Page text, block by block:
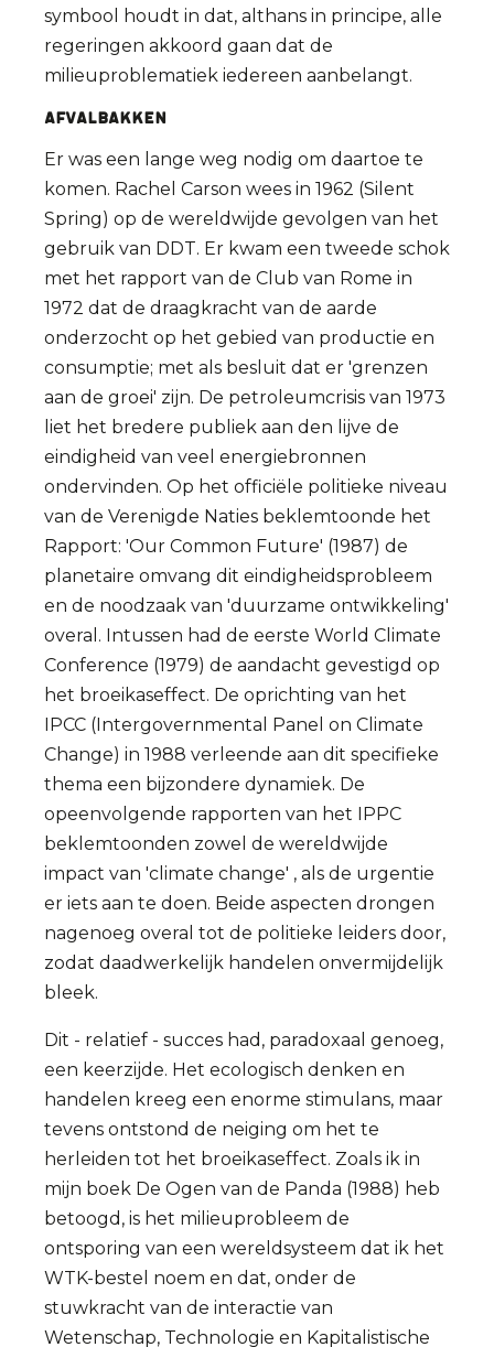
symbool houdt in dat, althans in principe, alle
regeringen akkoord gaan dat de
milieuproblematiek iedereen aanbelangt.
Afvalbakken
Er was een lange weg nodig om daartoe te
komen. Rachel Carson wees in 1962 (Silent
Spring) op de wereldwijde gevolgen van het
gebruik van DDT. Er kwam een tweede schok
met het rapport van de Club van Rome in
1972 dat de draagkracht van de aarde
onderzocht op het gebied van productie en
consumptie; met als besluit dat er 'grenzen
aan de groei' zijn. De petroleumcrisis van 1973
liet het bredere publiek aan den lijve de
eindigheid van veel energiebronnen
ondervinden. Op het officiële politieke niveau
van de Verenigde Naties beklemtoonde het
Rapport: 'Our Common Future' (1987) de
planetaire omvang dit eindigheidsprobleem
en de noodzaak van 'duurzame ontwikkeling'
overal. Intussen had de eerste World Climate
Conference (1979) de aandacht gevestigd op
het broeikaseffect. De oprichting van het
IPCC (Intergovernmental Panel on Climate
Change) in 1988 verleende aan dit specifieke
thema een bijzondere dynamiek. De
opeenvolgende rapporten van het IPPC
beklemtoonden zowel de wereldwijde
impact van 'climate change' , als de urgentie
er iets aan te doen. Beide aspecten drongen
nagenoeg overal tot de politieke leiders door,
zodat daadwerkelijk handelen onvermijdelijk
bleek.
Dit - relatief - succes had, paradoxaal genoeg,
een keerzijde. Het ecologisch denken en
handelen kreeg een enorme stimulans, maar
tevens ontstond de neiging om het te
herleiden tot het broeikaseffect. Zoals ik in
mijn boek De Ogen van de Panda (1988) heb
betoogd, is het milieuprobleem de
ontsporing van een wereldsysteem dat ik het
WTK-bestel noem en dat, onder de
stuwkracht van de interactie van
Wetenschap, Technologie en Kapitalistische